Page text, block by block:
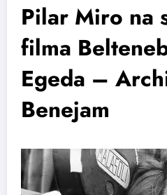
Pilar Miro na
filma
Egeda –
Benejam